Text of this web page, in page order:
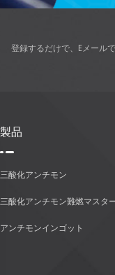
登録するだけで、Eメール
製品
三酸化アンチモン
三酸化アンチモン難燃マスタ
アンチモンインゴット